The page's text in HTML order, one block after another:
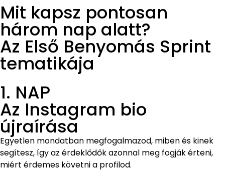
Mit kapsz pontosan
három nap alatt?
Az Első Benyomás Sprint
tematikája
1. NAP
Az Instagram bio
újraírása
Egyetlen mondatban megfogalmazod, miben és kinek
segítesz, így az érdeklődők azonnal meg fogják érteni,
miért érdemes követni a profilod.